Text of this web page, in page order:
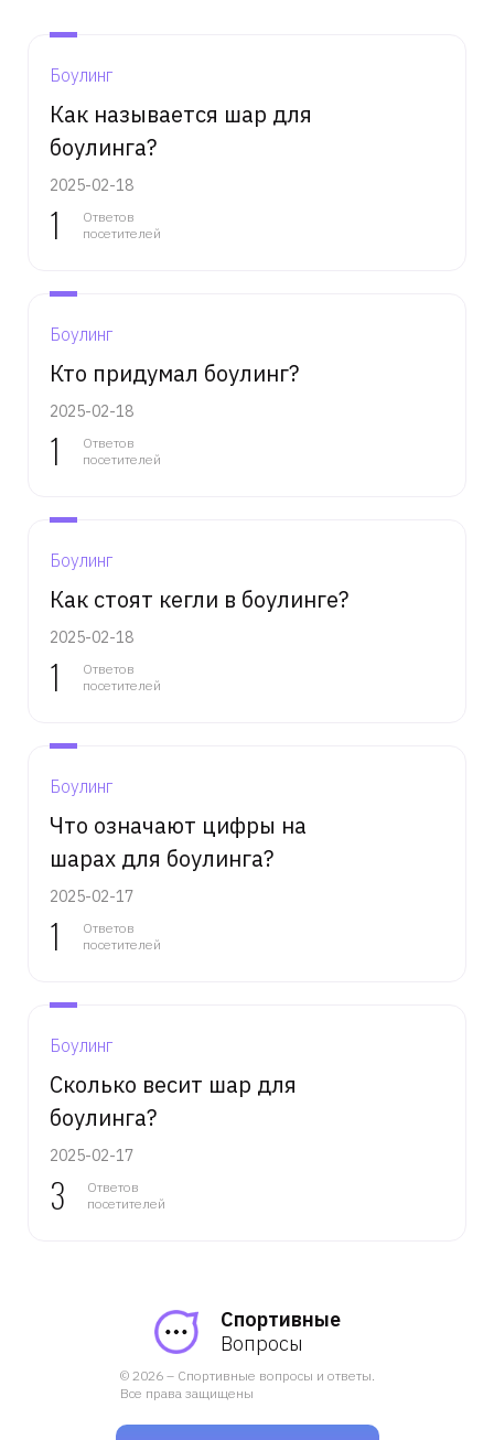
Боулинг
Как называется шар для
боулинга?
2025-02-18
1
Ответов
посетителей
Боулинг
Кто придумал боулинг?
2025-02-18
1
Ответов
посетителей
Боулинг
Как стоят кегли в боулинге?
2025-02-18
1
Ответов
посетителей
Боулинг
Что означают цифры на
шарах для боулинга?
2025-02-17
1
Ответов
посетителей
Боулинг
Сколько весит шар для
боулинга?
2025-02-17
3
Ответов
посетителей
Спортивные
Вопросы
© 2026 – Спортивные вопросы и ответы.
Все права защищены